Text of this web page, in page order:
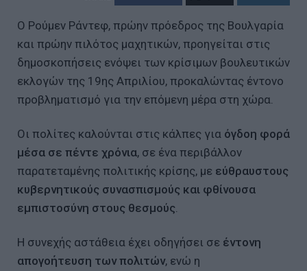
Ο Ρούμεν Ράντεφ, πρώην πρόεδρος της Βουλγαρία
και πρώην πιλότος μαχητικών, προηγείται στις
δημοσκοπήσεις ενόψει των κρίσιμων βουλευτικών
εκλογών της 19ης Απριλίου, προκαλώντας έντονο
προβληματισμό για την επόμενη μέρα στη χώρα.
Οι πολίτες καλούνται στις κάλπες για όγδοη φορά
μέσα σε πέντε χρόνια, σε ένα περιβάλλον
παρατεταμένης πολιτικής κρίσης, με εύθραυστους
κυβερνητικούς συνασπισμούς και φθίνουσα
εμπιστοσύνη στους θεσμούς
Η συνεχής αστάθεια έχει οδηγήσει σε έντονη
απογοήτευση των πολιτών, ενώ η